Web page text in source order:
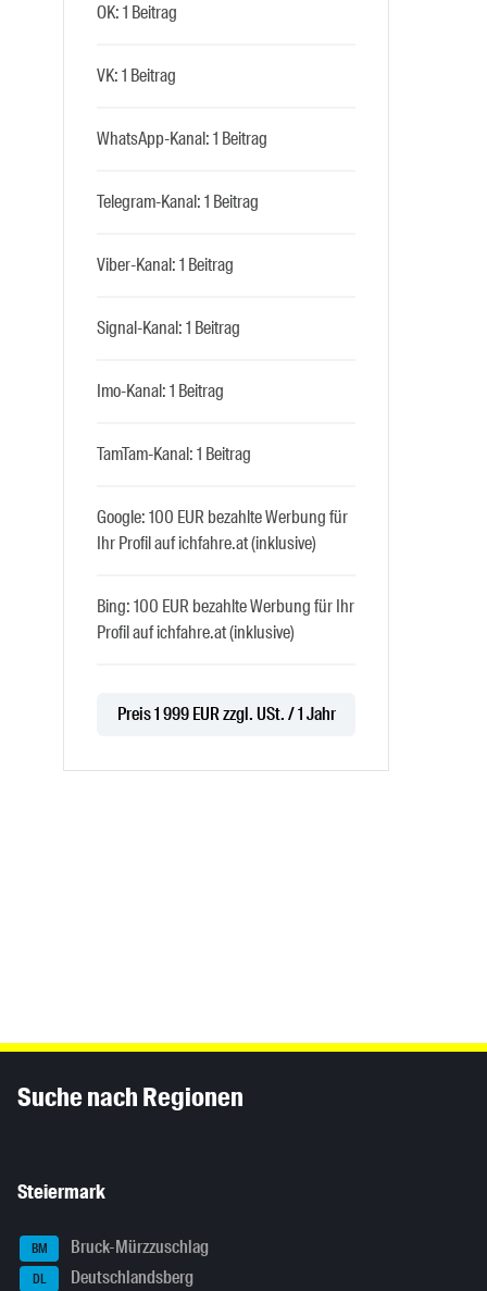
OK: 1 Beitrag
VK: 1 Beitrag
WhatsApp-Kanal: 1 Beitrag
Telegram-Kanal: 1 Beitrag
Viber-Kanal: 1 Beitrag
Signal-Kanal: 1 Beitrag
Imo-Kanal: 1 Beitrag
TamTam-Kanal: 1 Beitrag
Google: 100 EUR bezahlte Werbung für
Ihr Profil auf ichfahre.at (inklusive)
Bing: 100 EUR bezahlte Werbung für Ihr
Profil auf ichfahre.at (inklusive)
Preis 1 999 EUR zzgl. USt. / 1 Jahr
Suche nach Regionen
Steiermark
BM Bruck-Mürzzuschlag
DL Deutschlandsberg